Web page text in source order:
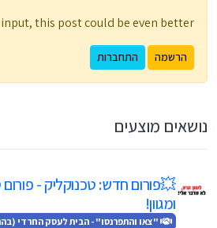
this post could be even better 💗
הרשמה התחברות
נושאים מוצעים
💥פורום חדש: טכנוקליק - פורום
ומגוון!
"צאו והתפרנסו" - הבית לעסק החרדי